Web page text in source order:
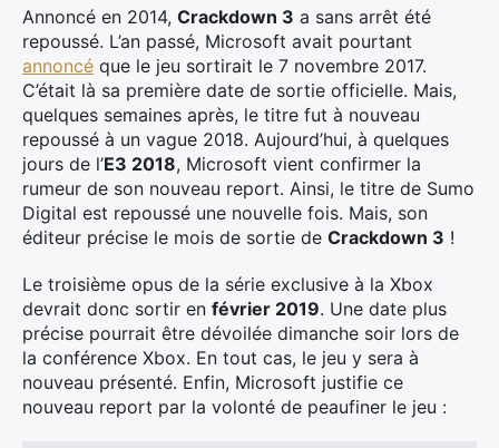
Annoncé en 2014, Crackdown 3 a sans arrêt été
repoussé. L’an passé, Microsoft avait pourtant
annoncé que le jeu sortirait le 7 novembre 2017.
C’était là sa première date de sortie officielle. Mais,
quelques semaines après, le titre fut à nouveau
repoussé à un vague 2018. Aujourd’hui, à quelques
jours de l’E3 2018, Microsoft vient confirmer la
rumeur de son nouveau report. Ainsi, le titre de Sumo
Digital est repoussé une nouvelle fois. Mais, son
éditeur précise le mois de sortie de Crackdown 3 !
Le troisième opus de la série exclusive à la Xbox
devrait donc sortir en février 2019. Une date plus
précise pourrait être dévoilée dimanche soir lors de
la conférence Xbox. En tout cas, le jeu y sera à
nouveau présenté. Enfin, Microsoft justifie ce
nouveau report par la volonté de peaufiner le jeu :